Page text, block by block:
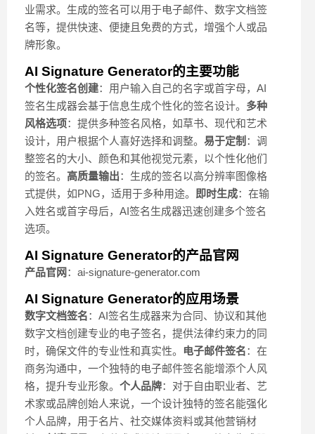
业需求。生成的签名可以用于电子邮件、数字文档签
名等，提供快速、便捷且免费的方式，增强个人或品
牌形象。
AI Signature Generator的主要功能
个性化签名创建：用户输入自己的名字或首字母，AI
签名生成器会基于信息生成个性化的签名设计。 多种
风格选项：提供多种签名风格，如草书、现代和艺术
设计，用户根据个人喜好选择和调整。 易于定制 ：调
整签名的大小、颜色和其他视觉元素，以个性化他们
的签名。 高质量输出：生成的签名以高分辨率图像格
式提供，如PNG，适用于多种用途。
即时生成：在输
入姓名或首字母后，AI签名生成器迅速创建多个签名
选项。
AI Signature Generator的产品官网
产品官网 ：ai-signature-generator.com
AI Signature Generator的应用场景
数字文档签名：AI签名生成器来为合同、协议和其他
数字文档创建专业的电子签名，提供法律约束力的同
时，确保文件的专业性和真实性。
电子邮件签名：在
商务沟通中，一个独特的电子邮件签名能增添个人风
格，提升专业形象。 个人品牌：对于自由职业者、艺
术家或品牌创始人来说，一个设计独特的签名能强化
个人品牌，用于名片、社交媒体资料或其他营销材